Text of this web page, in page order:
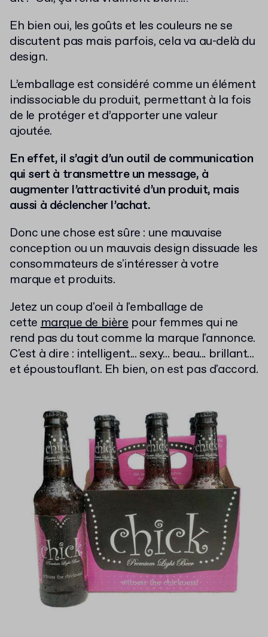
Eh bien oui, les goûts et les couleurs ne se
discutent pas mais parfois, cela va au-delà du
design.
L’emballage est considéré comme un élément
indissociable du produit, permettant à la fois
de le protéger et d’apporter une valeur
ajoutée.
En effet, il s’agit d’un outil de communication
qui sert à transmettre un message, à
augmenter l’attractivité d’un produit, mais
aussi à déclencher l’achat.
Donc une chose est sûre : une mauvaise
conception ou un mauvais design dissuade les
consommateurs de s'intéresser à votre
marque et produits.
Jetez un coup d'oeil à l'emballage de
cettemarque de bièrepour femmes qui ne
rend pas du tout comme la marque l'annonce.
C'est à dire : intelligent... sexy... beau... brillant...
et époustouflant. Eh bien, on est pas d'accord.